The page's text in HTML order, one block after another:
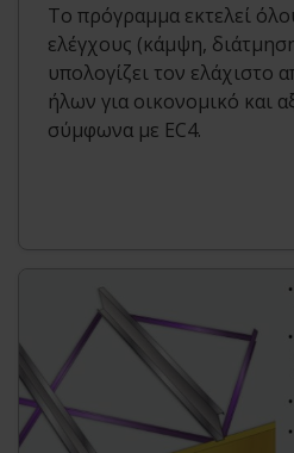
Το πρόγραμμα εκτελεί
ελέγχους (κάμψη,
υπολογίζει τον ελάχιστο
ήλων για οικονομικό και
σύμφωνα με EC4.